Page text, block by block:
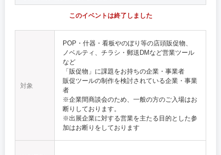
このイベントは終了しました
対象
POP・什器・看板やのぼり等の店頭販促物、
ノベルティ、チラシ・郵送DMなど営業ツール
など
「販促物」に課題をお持ちの企業・事業者
販促ツールの制作を検討されている企業・事業
者
※企業間商談会のため、一般の方のご入場はお
断りしております。
※出展企業に対する営業を主たる目的とした参
加はお断りをしております